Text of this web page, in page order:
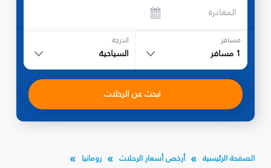
المغادرة
مسافر
1 مسافر
الدرجة
السياحية
ابحث عن الرحلات
الصفحة الرئيسية أرخص أسعار الرحلات
رومانيا